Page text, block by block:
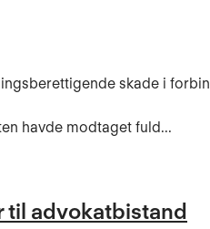
skade i
havde modtaget fuld...
til advokatbistand